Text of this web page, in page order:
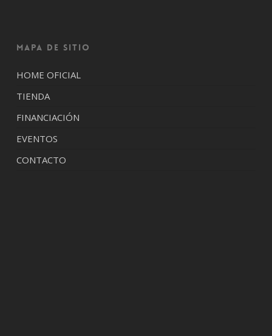
Mapa de sitio
HOME OFICIAL
TIENDA
FINANCIACIÓN
EVENTOS
CONTACTO